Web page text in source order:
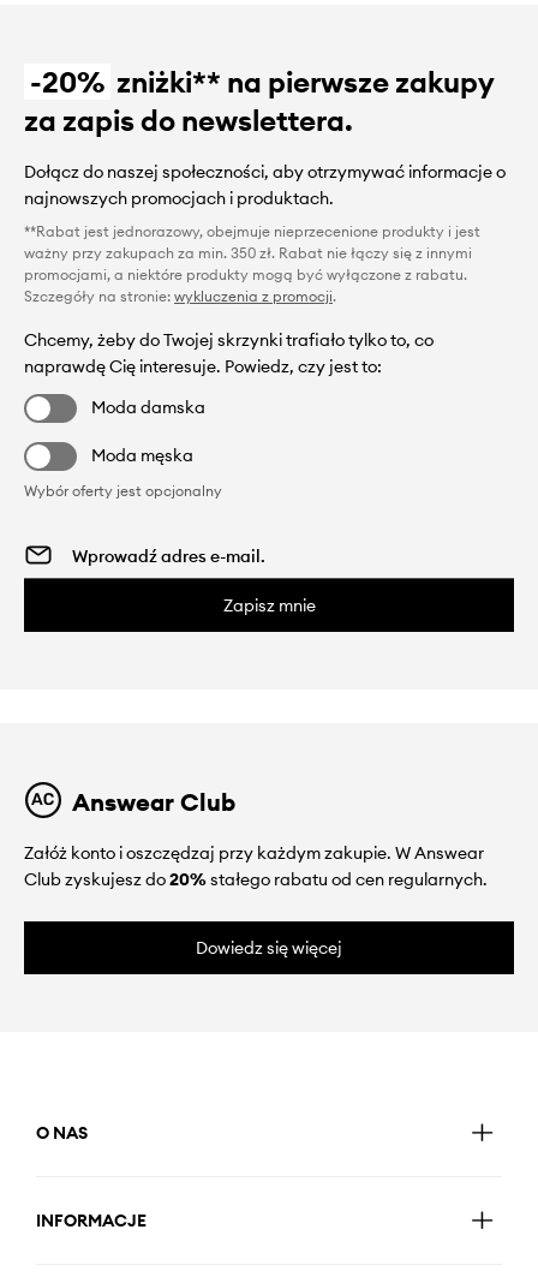
-20% zniżki** na pierwsze zakupy
za zapis do newslettera.
Dołącz do naszej społeczności, aby otrzymywać informacje o
najnowszych promocjach i produktach.
**Rabat jest jednorazowy, obejmuje nieprzecenione produkty i jest
ważny przy zakupach za min. 350 zł. Rabat nie łączy się z innymi
promocjami, a niektóre produkty mogą być wyłączone z rabatu.
Szczegóły na stronie: wykluczenia z promocji.
Chcemy, żeby do Twojej skrzynki trafiało tylko to, co
naprawdę Cię interesuje. Powiedz, czy jest to:
Moda damska
Moda męska
Wybór oferty jest opcjonalny
Zapisz mnie
Answear Club
Załóż konto i oszczędzaj przy każdym zakupie. W Answear
Club zyskujesz do20%stałego rabatu od cen regularnych.
Dowiedz się więcej
O NAS
INFORMACJE